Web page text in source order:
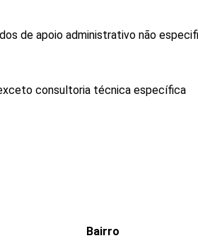
de apoio administrativo não
consultoria técnica específica
Bairro